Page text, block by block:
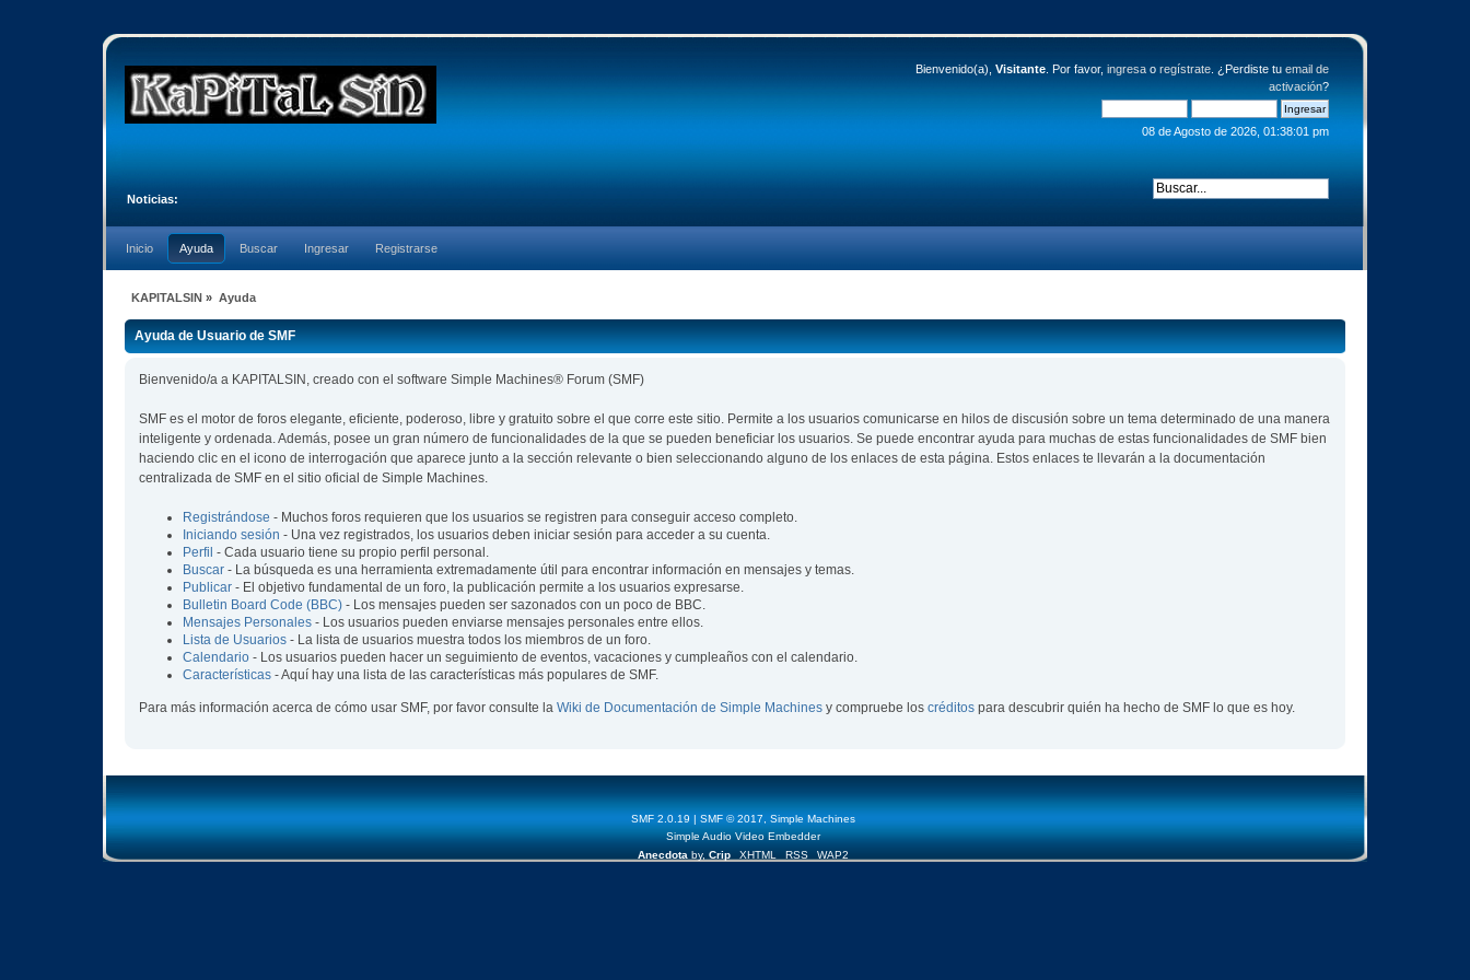
Bienvenido(a), Visitante. Por favor, ingresao regístrate. ¿Perdiste tu email de
activación?
08 de Agosto de 2026, 01:38:01 pm
Noticias:
Inicio Ayuda Buscar Ingresar Registrarse
KAPITALSIN » Ayuda
Ayuda de Usuario de SMF
Bienvenido/a a KAPITALSIN, creado con el software Simple Machines® Forum (SMF)
SMF es el motor de foros elegante, eficiente, poderoso, libre y gratuito sobre el que corre este sitio. Permite a los usuarios comunicarse en hilos de discusión sobre un tema determinado de una manera
inteligente y ordenada. Además, posee un gran número de funcionalidades de la que se pueden beneficiar los usuarios. Se puede encontrar ayuda para muchas de estas funcionalidades de SMF bien
haciendo clic en el icono de interrogación que aparece junto a la sección relevante o bien seleccionando alguno de los enlaces de esta página. Estos enlaces te llevarán a la documentación
centralizada de SMF en el sitio oficial de Simple Machines.
Registrándose - Muchos foros requieren que los usuarios se registren para conseguir acceso completo.
Iniciando sesión - Una vez registrados, los usuarios deben iniciar sesión para acceder a su cuenta.
Perfil - Cada usuario tiene su propio perfil personal.
Buscar- La búsqueda es una herramienta extremadamente útil para encontrar información en mensajes y temas.
Publicar- El objetivo fundamental de un foro, la publicación permite a los usuarios expresarse.
Bulletin Board Code (BBC) - Los mensajes pueden ser sazonados con un poco de BBC.
Mensajes Personales- Los usuarios pueden enviarse mensajes personales entre ellos.
Lista de Usuarios- La lista de usuarios muestra todos los miembros de un foro.
Calendario- Los usuarios pueden hacer un seguimiento de eventos, vacaciones y cumpleaños con el calendario.
Características- Aquí hay una lista de las características más populares de SMF.
Para más información acerca de cómo usar SMF, por favor consulte la Wiki de Documentación de Simple Machinesy compruebe los créditospara descubrir quién ha hecho de SMF lo que es hoy.
SMF 2.0.19 | SMF © 2017
Simple Machines
Simple Audio Video Embedder
Anecdota by, Crip XHTML RSS WAP2